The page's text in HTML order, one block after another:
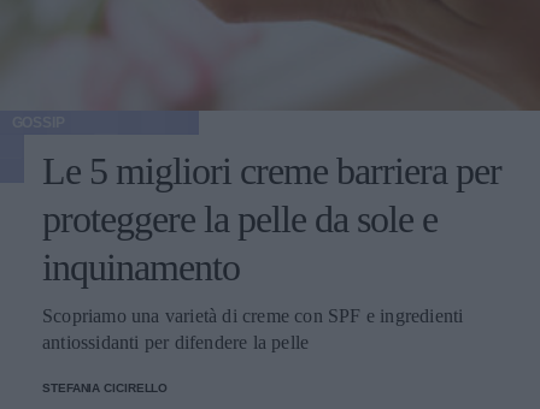
Le 5 migliori creme barriera per
proteggere la pelle da sole e
inquinamento
Scopriamo una varietà di creme con SPF e ingredienti
antiossidanti per difendere la pelle
STEFANIA CICIRELLO